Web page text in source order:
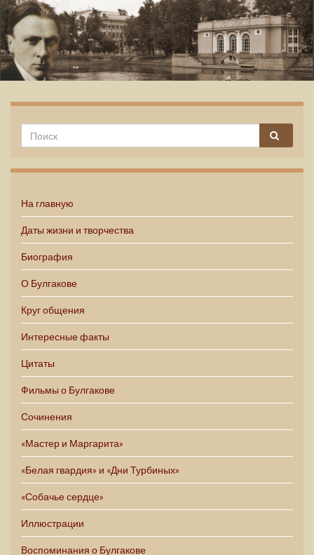
На главную
Даты жизни и творчества
Биография
О Булгакове
Круг общения
Интересные факты
Цитаты
Фильмы о Булгакове
Сочинения
«Мастер и Маргарита»
«Белая гвардия» и «Дни Турбиных»
«Собачье сердце»
Иллюстрации
Воспоминания о Булгакове